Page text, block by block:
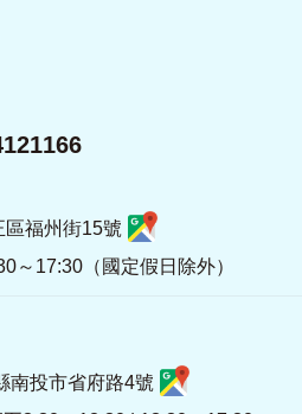
福州街15號
～17:30（國定假日除外）
南投市省府路4號